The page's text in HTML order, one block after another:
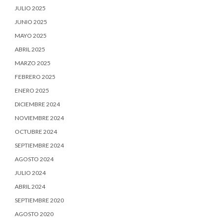
JULIO 2025
JUNIO 2025
MAYO 2025
ABRIL 2025
MARZO 2025
FEBRERO 2025
ENERO 2025
DICIEMBRE 2024
NOVIEMBRE 2024
OCTUBRE 2024
SEPTIEMBRE 2024
AGOSTO 2024
JULIO 2024
ABRIL 2024
SEPTIEMBRE 2020
AGOSTO 2020